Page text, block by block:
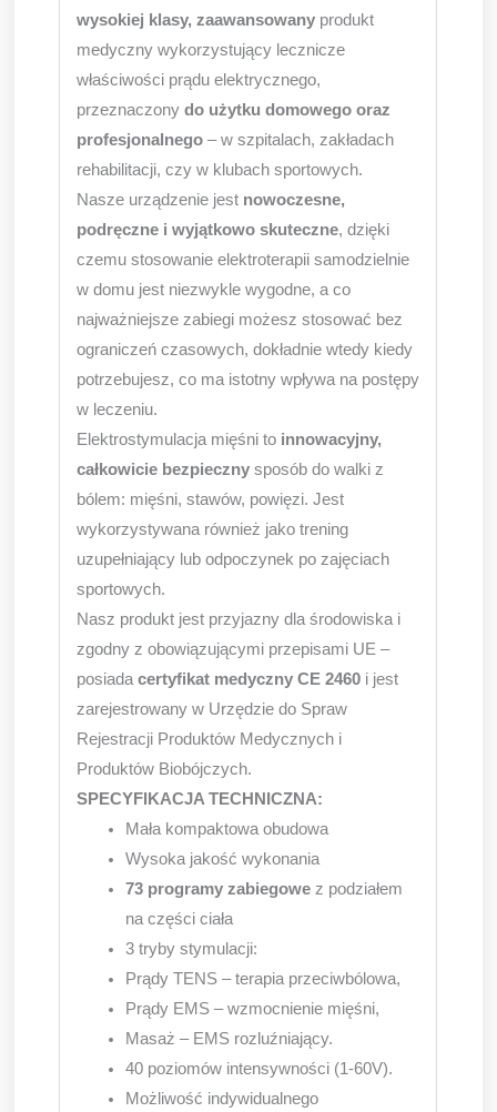
wysokiej klasy, zaawansowany produkt
medyczny wykorzystujący lecznicze
właściwości prądu elektrycznego,
przeznaczonydo użytku domowego oraz
profesjonalnego – w szpitalach, zakładach
rehabilitacji, czy w klubach sportowych.
Nasze urządzenie jest nowoczesne,
podręczne i wyjątkowo skuteczne, dzięki
czemu stosowanie elektroterapii samodzielnie
w domu jest niezwykle wygodne, a co
najważniejsze zabiegi możesz stosować bez
ograniczeń czasowych, dokładnie wtedy kiedy
potrzebujesz, co ma istotny wpływa na postępy
w leczeniu.
Elektrostymulacja mięśni to innowacyjny,
całkowicie bezpieczny sposób do walki z
bólem: mięśni, stawów, powięzi. Jest
wykorzystywana również jako trening
uzupełniający lub odpoczynek po zajęciach
sportowych.
Nasz produkt jest przyjazny dla środowiska i
zgodny z obowiązującymi przepisami UE –
posiadacertyfikat medyczny CE 2460 i jest
zarejestrowany w Urzędzie do Spraw
Rejestracji Produktów Medycznych i
Produktów Biobójczych.
SPECYFIKACJA TECHNICZNA:
Mała kompaktowa obudowa
Wysoka jakość wykonania
73 programy zabiegowez podziałem
na części ciała
3 tryby stymulacji:
Prądy TENS – terapia przeciwbólowa,
Prądy EMS – wzmocnienie mięśni,
Masaż – EMS rozluźniający.
40 poziomów intensywności (1-60V).
Możliwość indywidualnego